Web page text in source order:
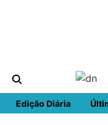
Edição Diária